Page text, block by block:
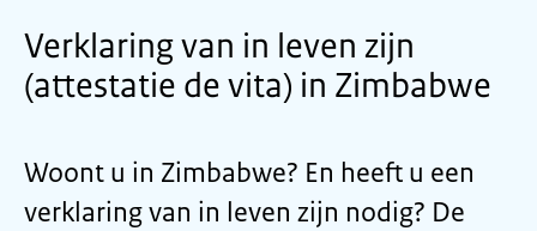
Verklaring van in leven zijn
(attestatie de vita) in Zimbabwe
Woont u in Zimbabwe? En heeft u een
verklaring van in leven zijn nodig? De